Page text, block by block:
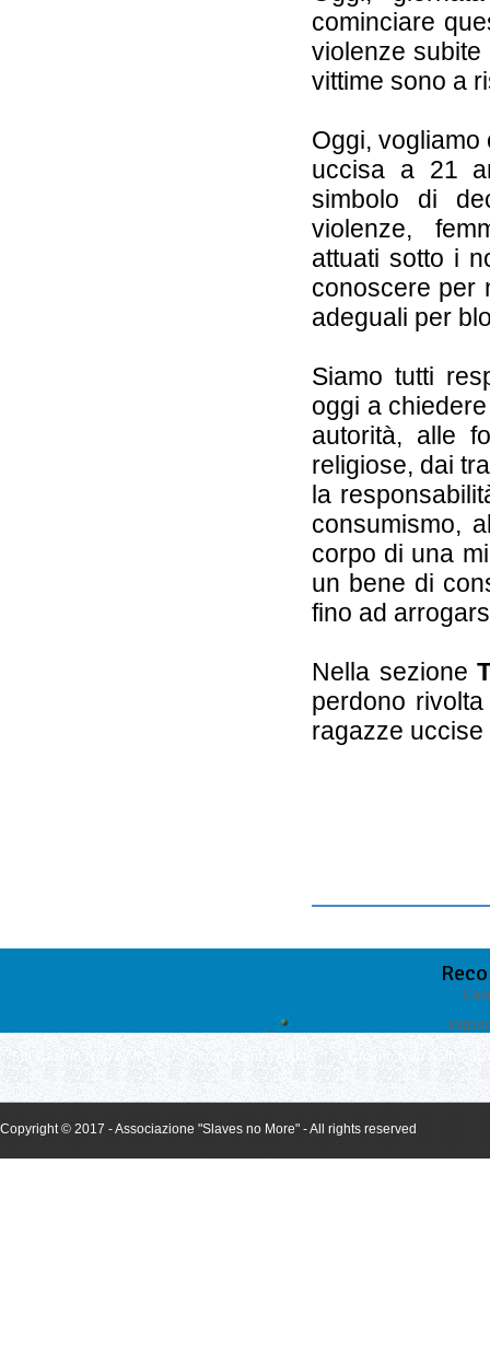
cominciare
violenze
vittime sono a
Oggi, vogliamo
uccisa a 21
simbolo di
violenze,
attuati sotto i
conoscere per
adeguali per
Siamo tutti
oggi a
autorità, alle
religiose, dai
la
consumismo,
corpo di una
un bene di
fino ad
Nella sezione
perdono
ragazze
Copyright © 2017 - Associazione "Slaves no More" - All rights reserved